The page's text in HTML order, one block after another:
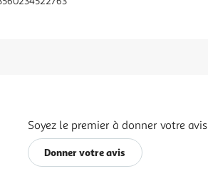
Soyez le premier à donner votre avis
Donner votre avis